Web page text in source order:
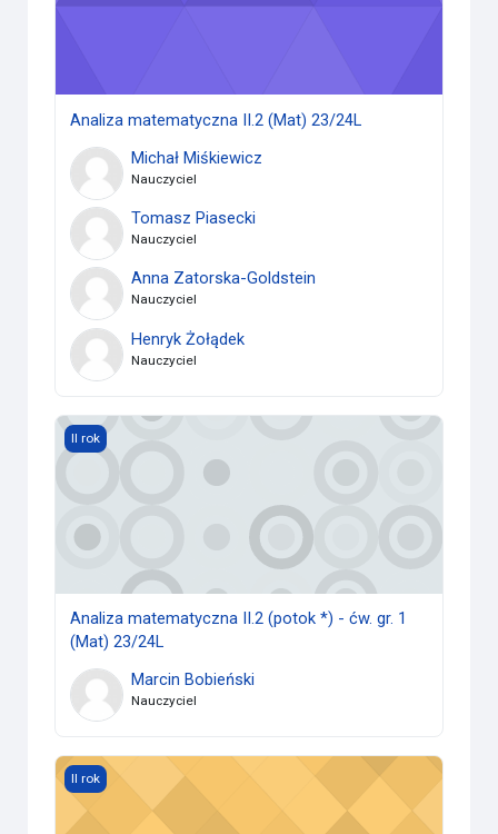
Analiza matematyczna II.2 (Mat) 23/24L
Michał Miśkiewicz
Nauczyciel
Tomasz Piasecki
Nauczyciel
Anna Zatorska-Goldstein
Nauczyciel
Henryk Żołądek
Nauczyciel
Analiza matematyczna II.2 (potok *) - ćw. gr. 1 (Mat) 23/24L
II rok
Analiza matematyczna II.2 (potok *) - ćw. gr. 1
(Mat) 23/24L
Marcin Bobieński
Nauczyciel
Równania różniczkowe zwyczajne z laboratorium - lab. gr.
II rok